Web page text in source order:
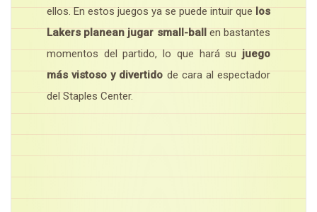
ellos. En estos juegos ya se puede intuir que los
Lakers planean jugar small-ball
en bastantes
momentos del partido, lo que hará su juego
más vistoso y divertido de cara al espectador
del Staples Center.